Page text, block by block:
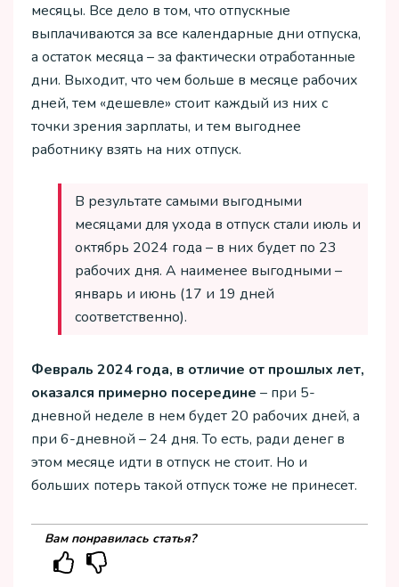
месяцы. Все дело в том, что отпускные
выплачиваются за все календарные дни отпуска,
а остаток месяца – за фактически отработанные
дни. Выходит, что чем больше в месяце рабочих
дней, тем «дешевле» стоит каждый из них с
точки зрения зарплаты, и тем выгоднее
работнику взять на них отпуск.
В результате самыми выгодными
месяцами для ухода в отпуск стали июль и
октябрь 2024 года – в них будет по 23
рабочих дня. А наименее выгодными –
январь и июнь (17 и 19 дней
соответственно).
Февраль 2024 года, в отличие от прошлых лет,
оказался примерно посередине – при 5-
дневной неделе в нем будет 20 рабочих дней, а
при 6-дневной – 24 дня. То есть, ради денег в
этом месяце идти в отпуск не стоит. Но и
больших потерь такой отпуск тоже не принесет.
Вам понравилась статья?